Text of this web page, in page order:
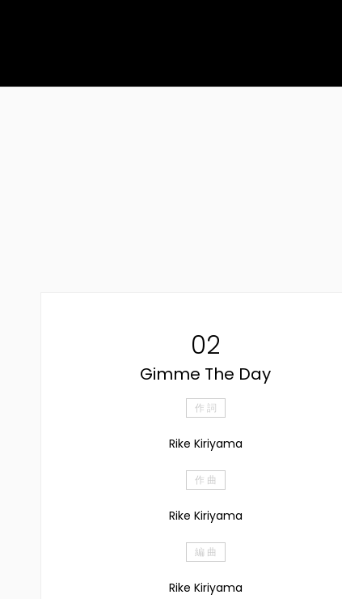
02
Gimme The Day
作 詞
Rike Kiriyama
作 曲
Rike Kiriyama
編 曲
Rike Kiriyama